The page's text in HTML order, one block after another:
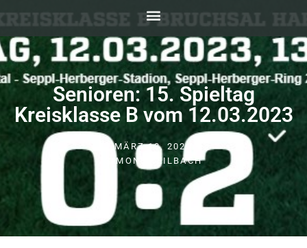
Senioren: 15. Spieltag
Kreisklasse B vom 12.03.2023
MÄRZ 13, 2023
SIMONE KEILBACH